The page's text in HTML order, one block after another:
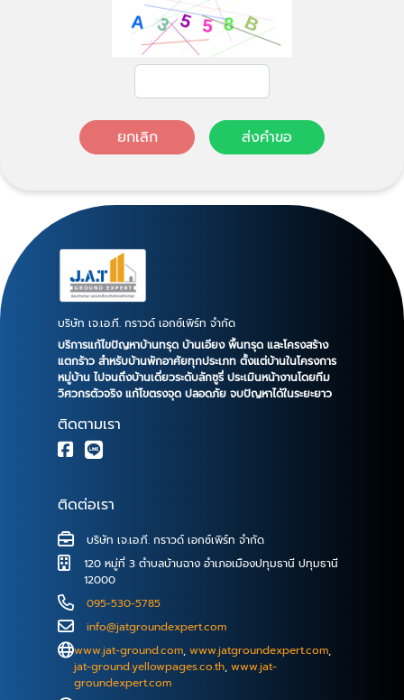
ยกเลิก ส่งคำขอ
บริษัท เจ.เอ.ที. กราวด์ เอกซ์เพิร์ท จำกัด
บริการแก้ไขปัญหาบ้านทรุด บ้านเอียง พื้นทรุด และโครงสร้าง
แตกร้าว สำหรับบ้านพักอาศัยทุกประเภท ตั้งแต่บ้านในโครงการ
หมู่บ้าน ไปจนถึงบ้านเดี่ยวระดับลักซูรี่ ประเมินหน้างานโดยทีม
วิศวกรตัวจริง แก้ไขตรงจุด ปลอดภัย จบปัญหาได้ในระยะยาว
ติดตามเรา
ติดต่อเรา
บริษัท เจ.เอ.ที. กราวด์ เอกซ์เพิร์ท จำกัด
120 หมู่ที่ 3 ตำบลบ้านฉาง อำเภอเมืองปทุมธานี ปทุมธานี
12000
095-530-5785
info@jatgroundexpert.com
www.jat-ground.com, www.jatgroundexpert.com,
jat-ground.yellowpages.co.th, www.jat-
groundexpert.com